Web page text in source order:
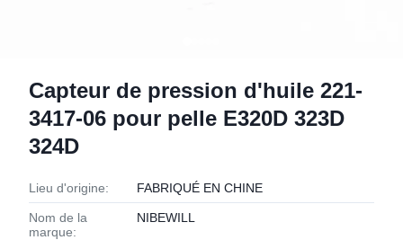
Capteur de pression d'huile 221-
3417-06 pour pelle E320D 323D
324D
Lieu d'origine: FABRIQUÉ EN CHINE
Nom de la
marque:
NIBEWILL